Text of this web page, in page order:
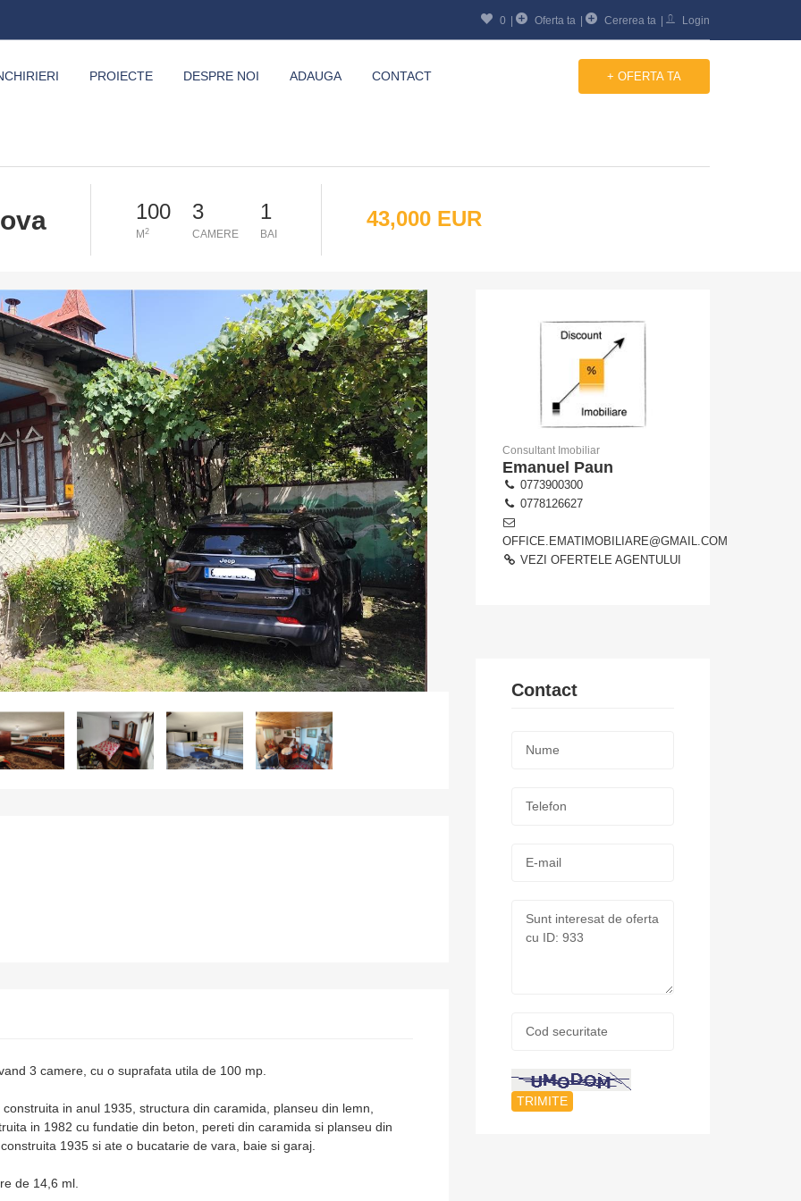
0 Oferta ta Cererea ta Login
PROIECTE DESPRE NOI ADAUGA CONTACT + OFERTA TA
100
M 2
3
CAMERE
1
BAI
43,000 EUR
3 camere, cu o suprafata utila de 100 mp.
in anul 1935, structura din caramida, planseu din lemn,
in 1982 cu fundatie din beton, pereti din caramida si planseu din
1935 si ate o bucatarie de vara, baie si garaj.
de 14,6 ml.
Consultant Imobiliar
Emanuel Paun
0773900300
0778126627
OFFICE.EMATIMOBILIARE@GMAIL.COM
VEZI OFERTELE AGENTULUI
Contact
mail:
securitate: